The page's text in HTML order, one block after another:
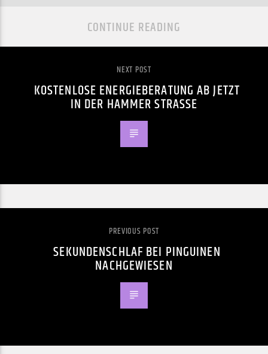
CONTINUE READING
NEXT POST
KOSTENLOSE ENERGIEBERATUNG AB JETZT
IN DER HAMMER STRASSE
PREVIOUS POST
SEKUNDENSCHLAF BEI PINGUINEN
NACHGEWIESEN